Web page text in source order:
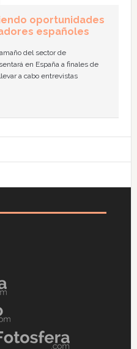
oportunidades
españoles
del sector de
en España a finales de
a cabo entrevistas